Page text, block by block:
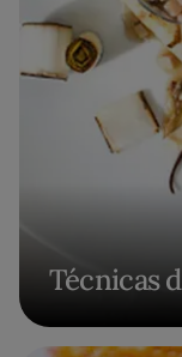
Técnicas